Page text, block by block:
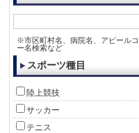
※市区町村名、病院名、アピール
ー名検索など
スポーツ種目
陸上競技
サッカー
テニス